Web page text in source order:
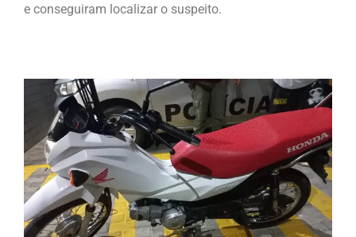
e conseguiram localizar o suspeito.